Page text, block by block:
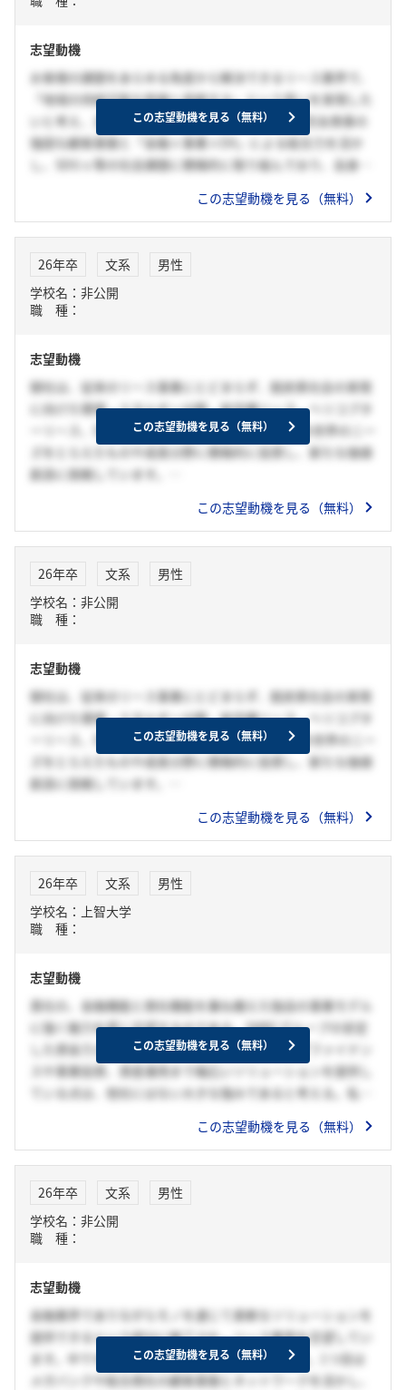
志望動機
お客様の課題をあらゆる角度から解決できるリース業界で、
「地域の持続可能な発展へ貢献する」という思いを実現した
いと考え、志望する。貴社は、SMBCグループ・住友商事の
強固な顧客基盤と「金融×事業×DX」による総合力を活か
し、SDGｓ等の社会課題に積極的に取り組んでおり、自身の
み、主体的に行動する力」を活かし、幅広い顧客と信頼関係
この志望動機を見る（無料）
この志望動機を見る（無料）
26年卒 文系
男性
学校名：非公開
職 種：
志望動機
御社は、従来のリース事業にとどまらず、脱炭素社会の実現
に向けた環境・エネルギー分野、航空機リース、ヘリコプタ
ーリース、DX領域最近ではコンテナリースなどの世界のニー
ズをとらえたものや成長分野に積極的に投資し、新たな価値
創造に挑戦しています。
て挑戦できる環境で、顧客の挑戦を支えることと、自分自身
価値を生み出している御社で、自身が提供する価値の範囲を
広げていきたいと考えています。
この志望動機を見る（無料）
この志望動機を見る（無料）
26年卒 文系
男性
学校名：非公開
職 種：
志望動機
御社は、従来のリース事業にとどまらず、脱炭素社会の実現
に向けた環境・エネルギー分野、航空機リース、ヘリコプタ
ーリース、DX領域最近ではコンテナリースなどの世界のニー
ズをとらえたものや成長分野に積極的に投資し、新たな価値
創造に挑戦しています。
て挑戦できる環境で、顧客の挑戦を支えることと、自分自身
価値を生み出している御社で、自身が提供する価値の範囲を
広げていきたいと考えています。
この志望動機を見る（無料）
この志望動機を見る（無料）
26年卒 文系
男性
学校名：上智大学
職 種：
志望動機
貴社の、金融機能と商社機能を兼ね備えた独自の事業モデル
に強く魅力を感じ志望するのである。SMBCグループの安定
した資金力と信用力を背景に、リースに留まらずファイナン
スや事業投資、資産運用まで幅広いソリューションを提供し
ている点は、他社にはない大きな強みであると考える。私は
ノや事業そのものの成長に関わりたいという志向を持ってい
ことができると確信している。
この志望動機を見る（無料）
この志望動機を見る（無料）
26年卒 文系
男性
学校名：非公開
職 種：
志望動機
金融業界でありながらモノを通じて柔軟なソリューションを
提供できるという部分に魅了され、リース業界を志望してい
ます。中でも御社を志望する理由は２つあります。1つ目は
メガバンクや総合商社の顧客基盤とネットワークを活かし、
この志望動機を見る（無料）